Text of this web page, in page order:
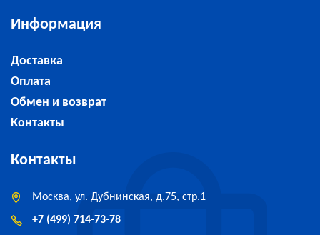
Информация
Доставка
Оплата
Обмен и возврат
Контакты
Контакты
Москва, ул. Дубнинская, д.75, стр.1
+7 (499) 714-73-78